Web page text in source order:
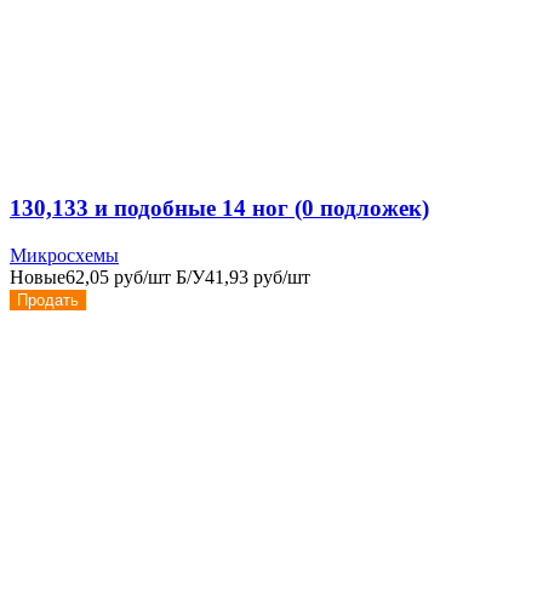
130,133 и подобные 14 ног (0 подложек)
Микросхемы
Новые62,05 руб/шт Б/У41,93 руб/шт
Продать